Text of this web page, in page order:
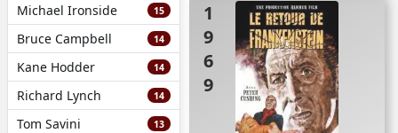
Michael Ironside 15
Bruce Campbell 14
Kane Hodder 14
Richard Lynch 14
Tom Savini 13
1969